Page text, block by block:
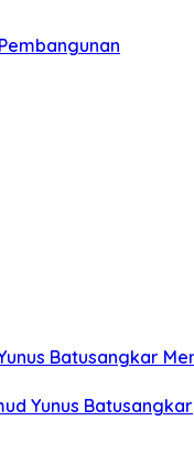
Batusangkar
Yunus Batusangkar